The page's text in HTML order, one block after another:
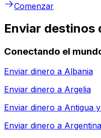
Comenzar
Enviar destinos
Conectando el
Enviar dinero a Albania
Enviar dinero a Argelia
Enviar dinero a Antigua
Enviar dinero a Argentina